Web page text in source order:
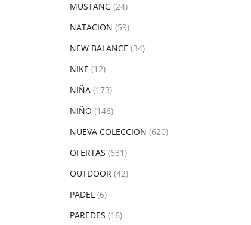
MUSTANG (24)
NATACION (59)
NEW BALANCE (34)
NIKE (12)
NIÑA (173)
NIÑO (146)
NUEVA COLECCION (620)
OFERTAS (631)
OUTDOOR (42)
PADEL (6)
PAREDES (16)